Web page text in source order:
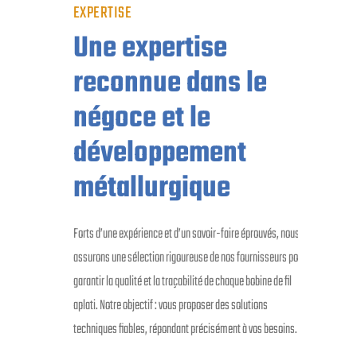
EXPERTISE
Une expertise
reconnue dans le
négoce et le
développement
métallurgique
Forts d’une expérience et d’un savoir-faire éprouvés, nous
assurons une sélection rigoureuse de nos fournisseurs pour
garantir la qualité et la traçabilité de chaque bobine de fil
aplati. Notre objectif : vous proposer des solutions
techniques fiables, répondant précisément à vos besoins.